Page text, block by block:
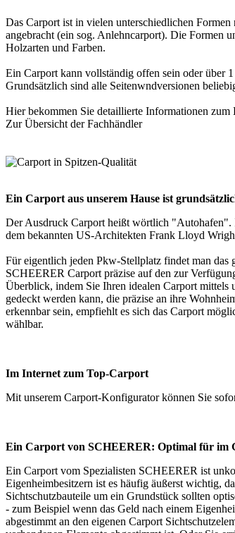
Das Carport ist in vielen unterschiedlichen
angebracht (ein sog. Anlehncarport). Die Formen
Holzarten und Farben.
Ein Carport kann vollständig offen sein oder über
Grundsätzlich sind alle Seitenwndversionen
Hier bekommen Sie detaillierte Informationen zum
Zur Übersicht derFachhändler
Ein Carport aus unserem Hause ist
Der Ausdruck Carport heißt wörtlich "Autohafen".
dem bekannten US-Architekten Frank Lloyd
Für eigentlich jeden Pkw-Stellplatz findet man das
SCHEERER Carport präzise auf den zur
Überblick, indem Sie Ihren idealen Carport mittels
gedeckt werden kann, die präzise an ihre
erkennbar sein, empfiehlt es sich das Carport
wählbar.
Im Internet zum Top-Carport
Mit unserem Carport-Konfiguratorkönnen Sie
Ein Carport von SCHEERER: Optimal für im
Ein Carport vom Spezialisten SCHEERER ist
Eigenheimbesitzern ist es häufig äußerst wichtig,
Sichtschutzbauteile um ein Grundstück sollten
- zum Beispiel wenn das Geld nach einem
abgestimmt an den eigenen Carport